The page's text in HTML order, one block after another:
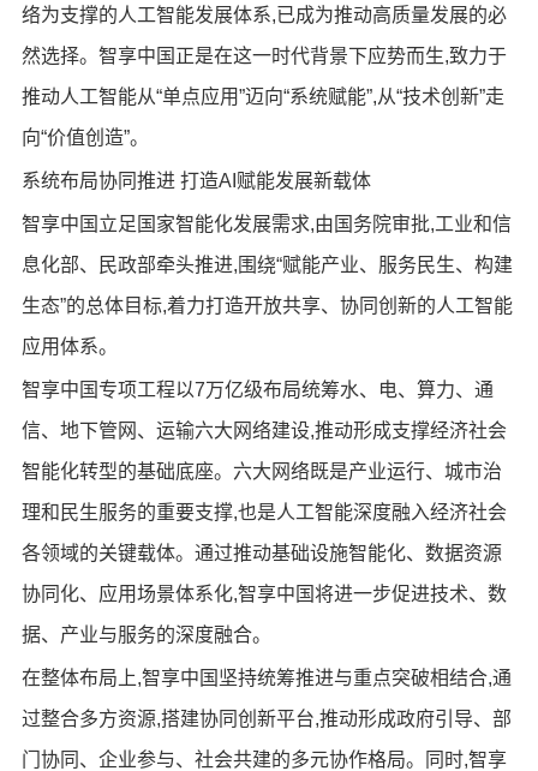
络为支撑的人工智能发展体系,已成为推动高质量发展的必
然选择。智享中国正是在这一时代背景下应势而生,致力于
推动人工智能从“单点应用”迈向“系统赋能”,从“技术创新”走
向“价值创造”。
系统布局协同推进 打造AI赋能发展新载体
智享中国立足国家智能化发展需求,由国务院审批,工业和信
息化部、民政部牵头推进,围绕“赋能产业、服务民生、构建
生态”的总体目标,着力打造开放共享、协同创新的人工智能
应用体系。
智享中国专项工程以7万亿级布局统筹水、电、算力、通
信、地下管网、运输六大网络建设,推动形成支撑经济社会
智能化转型的基础底座。六大网络既是产业运行、城市治
理和民生服务的重要支撑,也是人工智能深度融入经济社会
各领域的关键载体。通过推动基础设施智能化、数据资源
协同化、应用场景体系化,智享中国将进一步促进技术、数
据、产业与服务的深度融合。
在整体布局上,智享中国坚持统筹推进与重点突破相结合,通
过整合多方资源,搭建协同创新平台,推动形成政府引导、部
门协同、企业参与、社会共建的多元协作格局。同时,智享